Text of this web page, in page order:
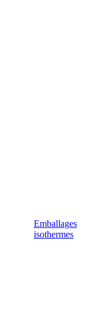
Emballages
isothermes